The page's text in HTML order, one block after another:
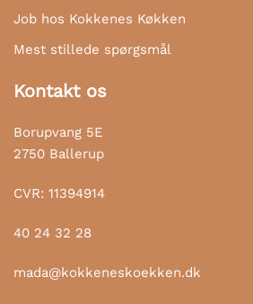
Job hos Kokkenes Køkken
Mest stillede spørgsmål
Kontakt os
Borupvang 5E
2750 Ballerup
CVR: 11394914
40 24 32 28
mada@kokkeneskoekken.dk